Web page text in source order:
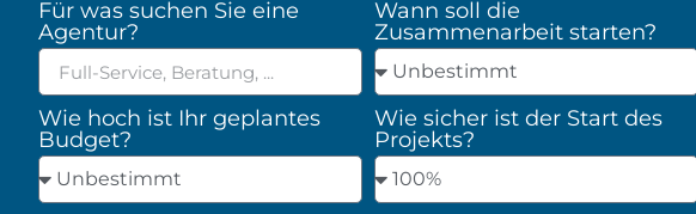
Für was suchen Sie eine
Agentur?
Wann soll die
Zusammenarbeit starten?
Wie hoch ist Ihr geplantes
Budget?
Wie sicher ist der Start des
Projekts?